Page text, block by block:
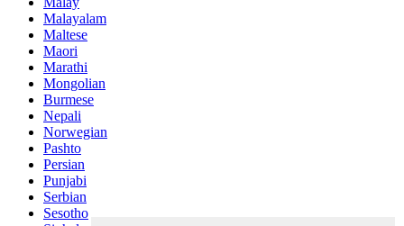
Malayalam
Maltese
Maori
Marathi
Mongolian
Burmese
Nepali
Norwegian
Pashto
Persian
Punjabi
Serbian
Sesotho